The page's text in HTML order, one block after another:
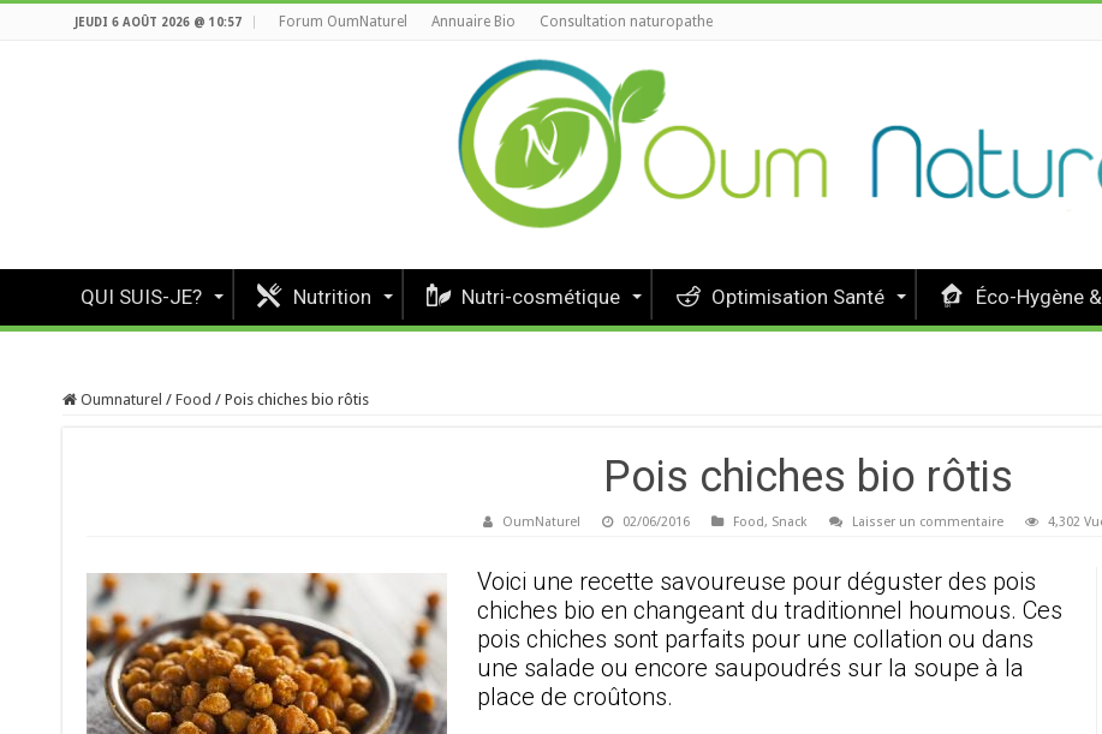
JEUDI 6 AOÛT 2026 @ 10:57 Forum OumNaturel Annuaire Bio Consultation naturopathe
QUI SUIS-JE? Nutrition Nutri-cosmétique Optimisation Santé Éco-Hygène
Oumnaturel / Food / Pois chiches bio rôtis
Pois chiches bio rôtis
OumNaturel 02/06/2016 Food, Snack Laisser un commentaire 4,302
Voici une recette savoureuse pour déguster des pois
chiches bio en changeant du traditionnel houmous. Ces
pois chiches sont parfaits pour une collation ou dans
une salade ou encore saupoudrés sur la soupe à la
place de croûtons.